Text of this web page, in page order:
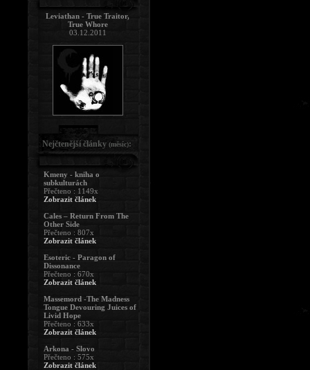
Leviathan - True Traitor,
True Whore
03.12.2011
Nejčtenější články (měsíc):
Kmeny - kniha o
subkulturách
Přečteno : 1149x
Zobrazit článek
Cales – Return From The
Other Side
Přečteno : 807x
Zobrazit článek
Esoteric - Paragon of
Dissonance
Přečteno : 670x
Zobrazit článek
Massemord -The Madness
Tongue Devouring Juices of
Livid Hope
Přečteno : 633x
Zobrazit článek
Arkona - Slovo
Přečteno : 575x
Zobrazit článek